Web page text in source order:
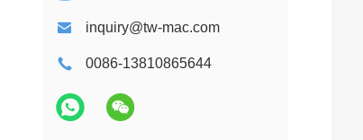
inquiry@tw-mac.com
0086-13810865644